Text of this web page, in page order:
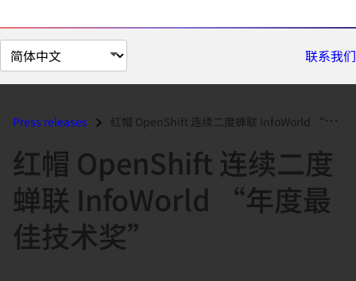
切
换
面
联系我们
Press releases 红帽 OpenShift 连续二度蝉联 InfoWorld “年度最佳技术奖”...
红帽 OpenShift 连续二度
蝉联 InfoWorld “年度最
佳技术奖”